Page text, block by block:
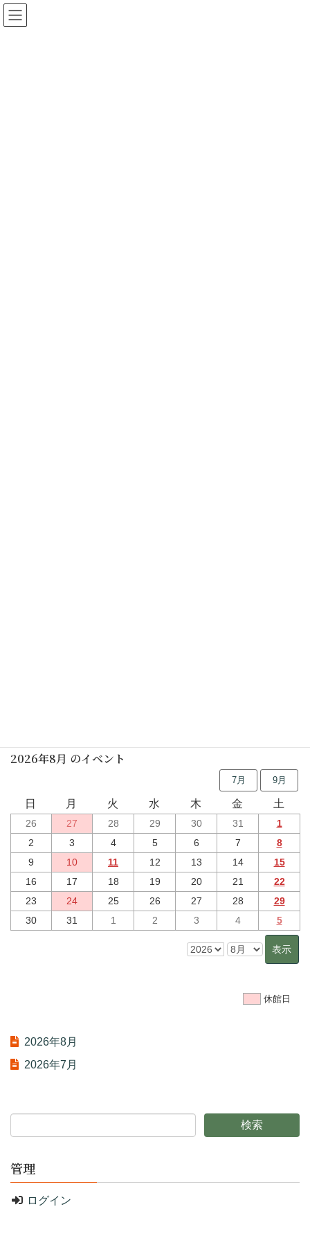
2026年8月 のイベント
7月 9月
日 月 火 水 木 金 土
26 27 28 29 30 31
1
2
3 4 5 6 7
8
9
10 11 12 13 14
15
16
17 18 19 20 21
22
23
24 25 26 27 28
29
30
31 1 2 3 4 5
休館日
2026年8月
2026年7月
管理
ログイン